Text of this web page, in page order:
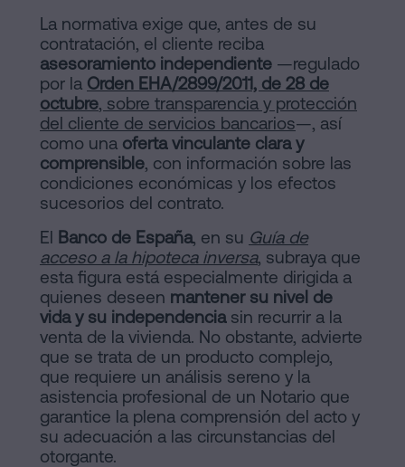
La normativa exige que, antes de su
contratación, el cliente reciba
asesoramiento independiente —regulado
por la Orden EHA/2899/2011, de 28 de
octubre, sobre transparencia y protección
del cliente de servicios bancarios—, así
como una oferta vinculante clara y
comprensible, con información sobre las
condiciones económicas y los efectos
sucesorios del contrato.
El Banco de España, en su Guía de
acceso a la hipoteca inversa, subraya que
esta figura está especialmente dirigida a
quienes deseen mantener su nivel de
vida y su independenciasin recurrir a la
venta de la vivienda. No obstante, advierte
que se trata de un producto complejo,
que requiere un análisis sereno y la
asistencia profesional de un Notario que
garantice la plena comprensión del acto y
su adecuación a las circunstancias del
otorgante.